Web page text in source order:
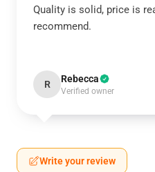
Quality is solid, price is
recommend.
R Rebecca
Verified owner
Write your review